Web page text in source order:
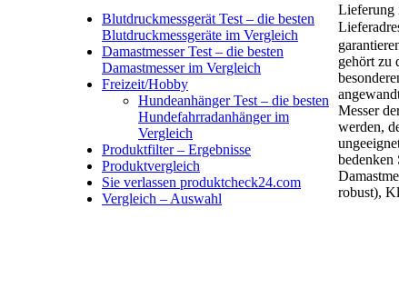
Blutdruckmessgerät Test – die besten
Blutdruckmessgeräte im Vergleich
Damastmesser Test – die besten
Damastmesser im Vergleich
Freizeit/Hobby
Hundeanhänger Test – die besten
Hundefahrradanhänger im
Vergleich
Produktfilter – Ergebnisse
Produktvergleich
Sie verlassen produktcheck24.com
Vergleich – Auswahl
Lieferung
gehört zu
Messer
werden,
bedenken
robust),